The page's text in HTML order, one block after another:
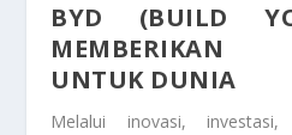
BYD (BUILD
MEMBERIKAN
UNTUK DUNIA
Melalui inovasi,